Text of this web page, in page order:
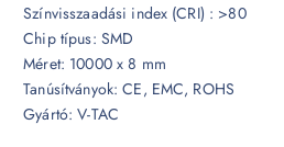
Színvisszaadási index (CRI) : >80
Chip típus: SMD
Méret: 10000 x 8 mm
Tanúsítványok: CE, EMC, ROHS
Gyártó: V-TAC